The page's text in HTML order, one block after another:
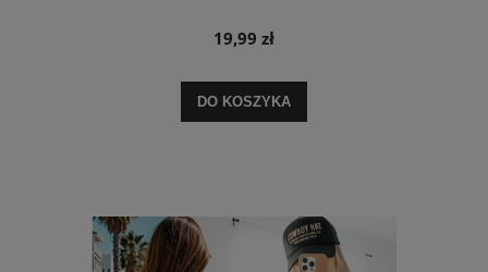
19,99 zł
DO KOSZYKA